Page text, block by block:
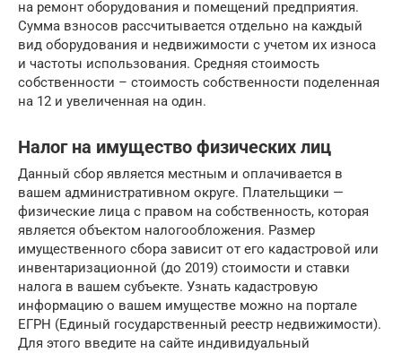
на ремонт оборудования и помещений предприятия.
Сумма взносов рассчитывается отдельно на каждый
вид оборудования и недвижимости с учетом их износа
и частоты использования. Средняя стоимость
собственности – стоимость собственности поделенная
на 12 и увеличенная на один.
Налог на имущество физических лиц
Данный сбор является местным и оплачивается в
вашем административном округе. Плательщики —
физические лица с правом на собственность, которая
является объектом налогообложения. Размер
имущественного сбора зависит от его кадастровой или
инвентаризационной (до 2019) стоимости и ставки
налога в вашем субъекте. Узнать кадастровую
информацию о вашем имуществе можно на портале
ЕГРН (Единый государственный реестр недвижимости).
Для этого введите на сайте индивидуальный